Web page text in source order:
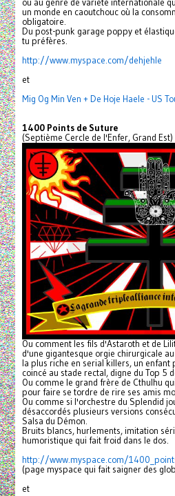
ou au genre de variété internationale
un monde en caoutchouc où la
obligatoire.
Du post-punk garage poppy et
tu préfères.
http://www.myspace.com/dehjehle
et
Mig Og Min Ven + De Hoje Haele - US
1400 Points de Suture
(Septième Cercle de l'Enfer, Grand Est)
Ou comment les fils d'Astaroth et de
d'une gigantesque orgie chirurgicale
la plus riche en serial killers, un enfant
coincé au stade rectal, digne du Top 5
Ou comme le grand frère de Cthulhu
pour faire se tordre de rire ses amis
Ou comme si l'orchestre du Splendid
désaccordés plusieurs versions
Salsa du Démon.
Bruits blancs, hurlements, imitation
humoristique qui fait froid dans le dos.
http://www.myspace.com/1400_
(page myspace qui fait saigner des
et